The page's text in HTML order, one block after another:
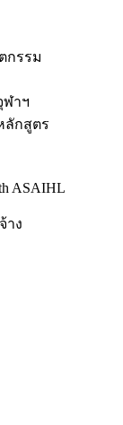
กรรม
ฬาฯ
ลักสูตร
ASAIHL
าง